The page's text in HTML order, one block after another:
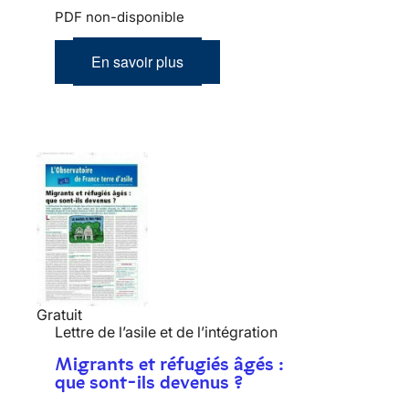
PDF non-disponible
En savoir plus
Gratuit
Lettre de l’asile et de l’intégration
Migrants et réfugiés âgés :
que sont-ils devenus ?